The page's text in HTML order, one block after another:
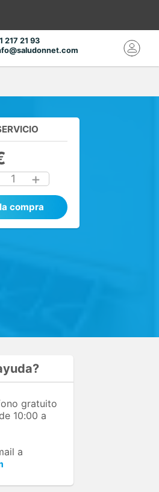
217 21 93
1
compra
gratuito
10:00 a
a